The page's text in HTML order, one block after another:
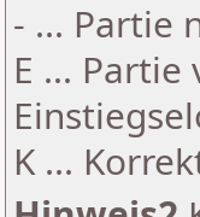
- ... Partie
E ...
K ...